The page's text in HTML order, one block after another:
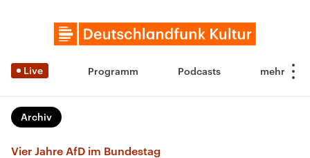
Live Programm Podcasts
Archiv
Vier Jahre AfD im Bundestag